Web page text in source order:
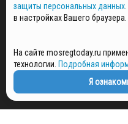
НОВОСТИ
ГАЗЕТЫ
О РЕДАКЦИИ
СПЕЦПРОЕКТЫ
ПОЛИТИКА
защиты персональных данных
в настройках Вашего браузера.
На сайте mosregtoday.ru
технологии. Подробная
Я